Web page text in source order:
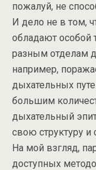
пожалуй, не
И дело не в том,
обладают особой
разным отделам
например,
дыхательных
большим
дыхательный
свою структуру и
На мой взгляд,
доступных